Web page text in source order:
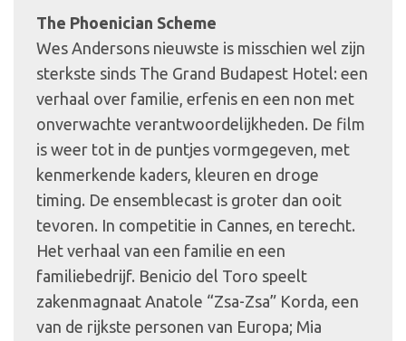
The Phoenician Scheme
Wes Andersons nieuwste is misschien wel zijn
sterkste sinds The Grand Budapest Hotel: een
verhaal over familie, erfenis en een non met
onverwachte verantwoordelijkheden. De film
is weer tot in de puntjes vormgegeven, met
kenmerkende kaders, kleuren en droge
timing. De ensemblecast is groter dan ooit
tevoren. In competitie in Cannes, en terecht.
Het verhaal van een familie en een
familiebedrijf. Benicio del Toro speelt
zakenmagnaat Anatole “Zsa-Zsa” Korda, een
van de rijkste personen van Europa; Mia